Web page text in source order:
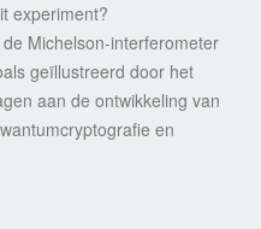
experiment?
Michelson-interferometer
geïllustreerd door het
aan de ontwikkeling van
en